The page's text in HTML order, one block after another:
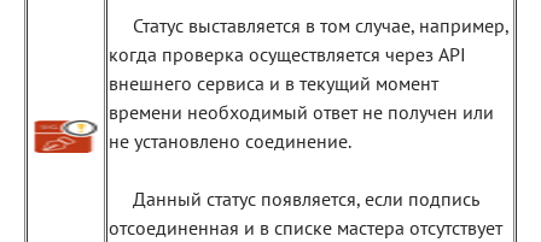
Статус выставляется в том случае, например,
когда проверка осуществляется через API
внешнего сервиса и в текущий момент
времени необходимый ответ не получен или
не установлено соединение.
Данный статус появляется, если подпись
отсоединенная и в списке мастера отсутствует